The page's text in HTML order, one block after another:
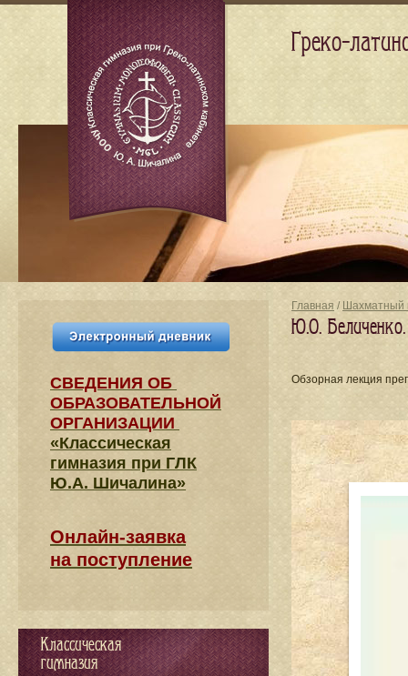
Главная / Шахматный
Ю.О.
Обзорная лекция
СВЕДЕНИЯ​ ОБ
ОБРАЗОВАТЕЛЬНОЙ
ОРГАНИЗАЦИИ
«Классическая
гимназия при ГЛК
Ю.А. Шичалина»
Онлайн-заявка
на поступление
Классическая
гимназия
Греко-